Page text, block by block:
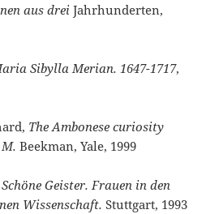
aus dreiJahrhunderten,
Sibylla Merian. 1647-1717,
The Ambonese curiosity
M.Beekman, Yale, 1999
Schöne Geister. Frauen in den
Wissenschaft. Stuttgart, 1993